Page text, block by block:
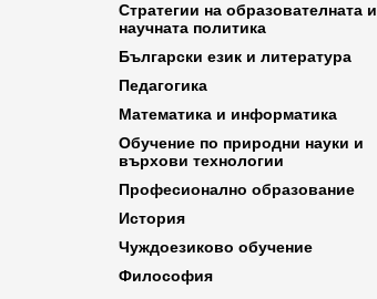
Стратегии на образователната и
научната политика
Български език и литература
Педагогика
Математика и информатика
Обучение по природни науки и
върхови технологии
Професионално образование
История
Чуждоезиково обучение
Философия